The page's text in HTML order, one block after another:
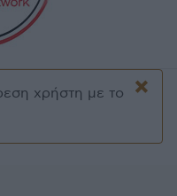
×
χρήστη με το